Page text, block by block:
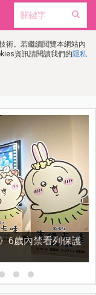
術。若繼續閱覽本網站內
資訊請閱讀我們的隱私
6歲內禁看列保護